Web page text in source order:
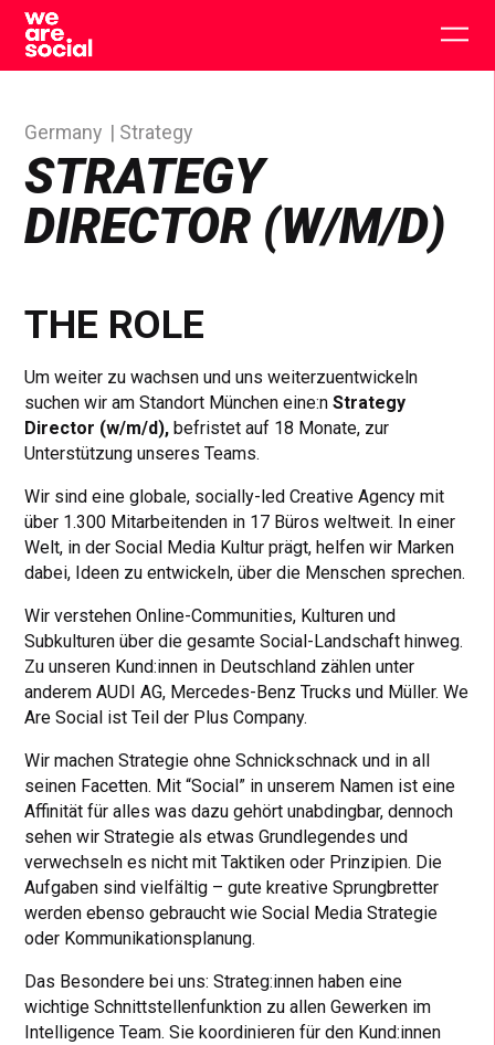
Skip
content
STRATEGY
DIRECTOR (W/M/D)
Germany Strategy
THE ROLE
Um weiter zu wachsen und uns weiterzuentwickeln
suchen wir am Standort München eine:nStrategy
Director (w/m/d),befristet auf 18 Monate, zur
Unterstützung unseres Teams.
Wir sind eine globale, socially-led Creative Agency mit
über 1.300 Mitarbeitenden in 17 Büros weltweit. In einer
Welt, in der Social Media Kultur prägt, helfen wir Marken
dabei, Ideen zu entwickeln, über die Menschen sprechen.
Wir verstehen Online-Communities, Kulturen und
Subkulturen über die gesamte Social-Landschaft hinweg.
Zu unseren Kund:innen in Deutschland zählen unter
anderem AUDI AG, Mercedes-Benz Trucks und Müller. We
Are Social ist Teil der Plus Company.
Wir machen Strategie ohne Schnickschnack und in all
seinen Facetten. Mit “Social” in unserem Namen ist eine
Affinität für alles was dazu gehört unabdingbar, dennoch
sehen wir Strategie als etwas Grundlegendes und
verwechseln es nicht mit Taktiken oder Prinzipien. Die
Aufgaben sind vielfältig – gute kreative Sprungbretter
werden ebenso gebraucht wie Social Media Strategie
oder Kommunikationsplanung.
Das Besondere bei uns: Strateg:innen haben eine
wichtige Schnittstellenfunktion zu allen Gewerken im
Intelligence Team. Sie koordinieren für den Kund:innen